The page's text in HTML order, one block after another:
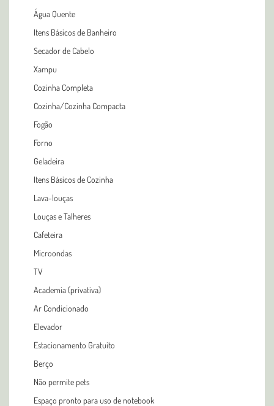
Água Quente
Itens Básicos de Banheiro
Secador de Cabelo
Xampu
Cozinha Completa
Cozinha/Cozinha Compacta
Fogão
Forno
Geladeira
Itens Básicos de Cozinha
Lava-louças
Louças e Talheres
Cafeteira
Microondas
TV
Academia (privativa)
Ar Condicionado
Elevador
Estacionamento Gratuito
Berço
Não permite pets
Espaço pronto para uso de notebook